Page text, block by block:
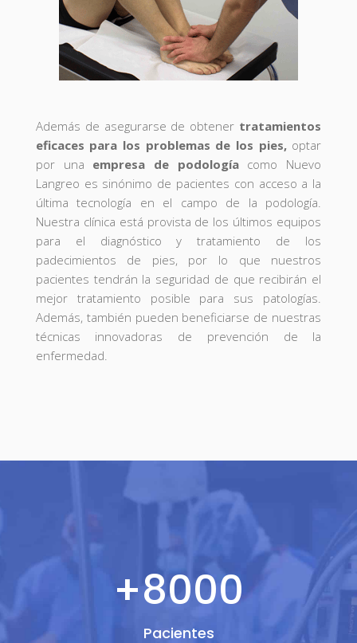
Además de asegurarse de obtener tratamientos
eficaces para los problemas de los pies,optar
por una empresa de podologíacomo Nuevo
Langreo es sinónimo de pacientes con acceso a la
última tecnología en el campo de la podología.
Nuestra clínica está provista de los últimos equipos
para el diagnóstico y tratamiento de los
padecimientos de pies, por lo que nuestros
pacientes tendrán la seguridad de que recibirán el
mejor tratamiento posible para sus patologías.
Además, también pueden beneficiarse de nuestras
técnicas innovadoras de prevención de la
enfermedad.
+8000
Pacientes